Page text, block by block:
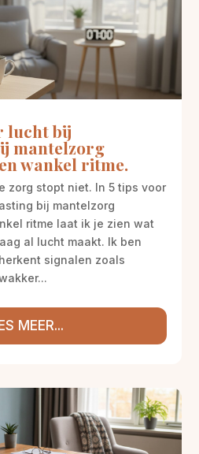
lucht bij
mantelzorg
wankel ritme.
zorg stopt niet. In 5 tips voor
bij mantelzorg
ritme laat ik je zien wat
al lucht maakt. Ik ben
signalen zoals
MEER...